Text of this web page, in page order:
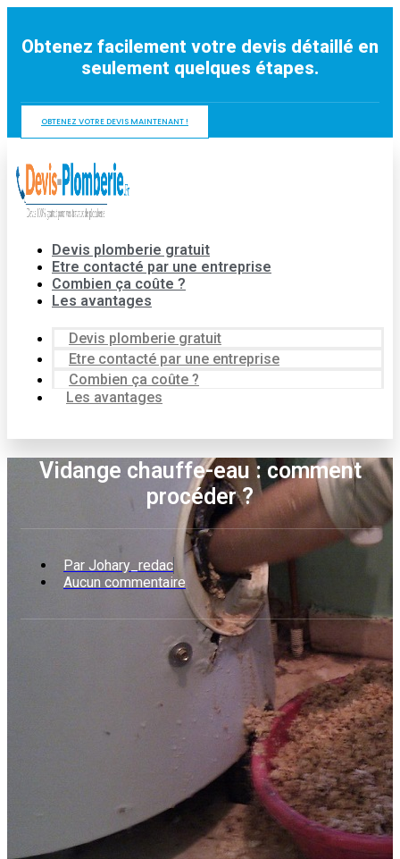
contenu
Obtenez facilement votre devis détaillé en
seulement quelques étapes.
OBTENEZ VOTRE DEVIS MAINTENANT !
Devis plomberie gratuit
Etre contacté par une entreprise
Combien ça coûte ?
Les avantages
Devis plomberie gratuit
Etre contacté par une entreprise
Combien ça coûte ?
Les avantages
Vidange chauffe-eau : comment
procéder ?
Par Johary_redac
Aucun commentaire